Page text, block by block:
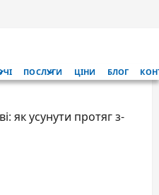
Menu
ПОСЛУГИ ЦІНИ БЛОГ
як усунути протяг з-